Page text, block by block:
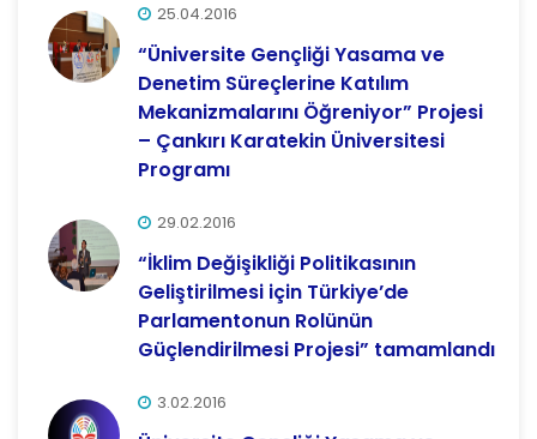
25.04.2016
“Üniversite Gençliği Yasama ve
Denetim Süreçlerine Katılım
Mekanizmalarını Öğreniyor” Projesi
– Çankırı Karatekin Üniversitesi
Programı
29.02.2016
“İklim Değişikliği Politikasının
Geliştirilmesi için Türkiye’de
Parlamentonun Rolünün
Güçlendirilmesi Projesi” tamamlandı
3.02.2016